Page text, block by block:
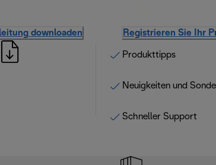
downloaden Registrieren Sie Ihr
Produkttipps
Neuigkeiten und
Schneller Support